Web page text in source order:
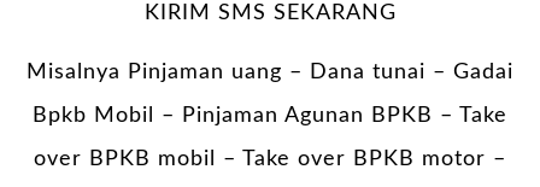
KIRIM SMS SEKARANG
Misalnya Pinjaman uang – Dana tunai – Gadai
Bpkb Mobil
– Pinjaman Agunan BPKB – Take
over BPKB mobil – Take over BPKB motor –